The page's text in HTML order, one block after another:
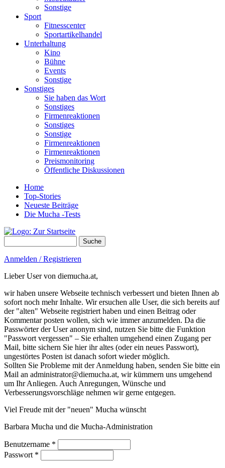
Sonstige
Sport
Fitnesscenter
Sportartikelhandel
Unterhaltung
Kino
Bühne
Events
Sonstige
Sonstiges
Sie haben das Wort
Sonstiges
Firmenreaktionen
Sonstiges
Sonstige
Firmenreaktionen
Firmenreaktionen
Preismonitoring
Öffentliche Diskussionen
Home
Top-Stories
Neueste Beiträge
Die Mucha -Tests
Anmelden / Registrieren
Lieber User von diemucha.at,
wir haben unsere Webseite technisch verbessert und bieten Ihnen ab
sofort noch mehr Inhalte. Wir ersuchen alle User, die sich bereits auf
der "alten" Webseite registriert haben und einen Beitrag oder
Kommentar posten wollen, sich wie immer anzumelden. Da die
Passwörter der User anonym sind, nutzen Sie bitte die Funktion
"Passwort vergessen" – Sie erhalten umgehend einen Zugang per
Mail, bitte sichern Sie hier ihr altes (oder ein neues Passwort),
ungestörtes Posten ist danach sofort wieder möglich.
Sollten Sie Probleme mit der Anmeldung haben, senden Sie bitte ein
Mail an administrator@diemucha.at, wir kümmern uns umgehend
um Ihr Anliegen. Auch Anregungen, Wünsche und
Verbesserungsvorschläge nehmen wir gerne entgegen.
Viel Freude mit der "neuen" Mucha wünscht
Barbara Mucha und die Mucha-Administration
Benutzername *
Passwort *